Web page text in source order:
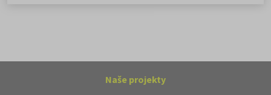
Naše projekty